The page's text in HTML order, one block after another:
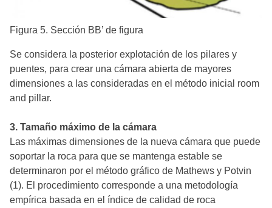
Figura 5. Sección BB’ de figura
Se considera la posterior explotación de los pilares y
puentes, para crear una cámara abierta de mayores
dimensiones a las consideradas en el método inicial room
and pillar.
3. Tamaño máximo de la cámara
Las máximas dimensiones de la nueva cámara que puede
soportar la roca para que se mantenga estable se
determinaron por el método gráfico de Mathews y Potvin
(1). El procedimiento corresponde a una metodología
empírica basada en el índice de calidad de roca